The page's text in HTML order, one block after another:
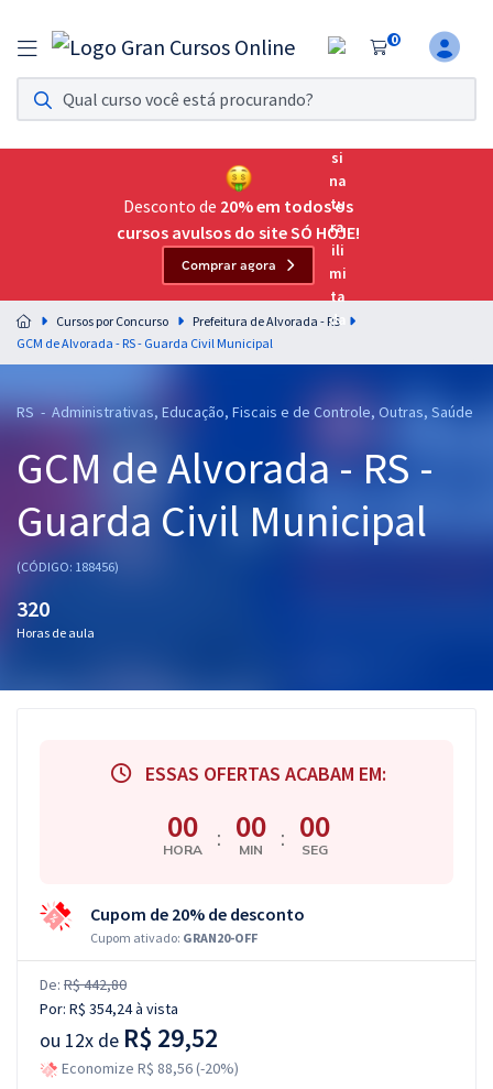
0
Assinatura Ilimitada 11
Acesso a todos os cursos. Teste grátis por 7 dias!
Assinatura OAB Até Passar
Acesso ilimitado a toda preparação para o Exame da
Residências Multiprofissionais
Preparação completa e intensiva para as principais
residências em saúde do Brasil
Cursos 20% OFF
Pós
Graduação
OAB
Conteúdo gratuito
Atendimento
Desconto de 20% em todos os
cursos avulsos do site SÓ HOJE!
Comprar agora
Cursos por Concurso
Prefeitura de Alvorada - RS
GCM de Alvorada - RS - Guarda Civil Municipal
RS - Administrativas, Educação, Fiscais e de Controle, Outras, Saúde
GCM de Alvorada - RS -
Guarda Civil Municipal
(CÓDIGO: 188456)
320
Horas de aula
ESSAS OFERTAS ACABAM EM:
00
HORA : 00
MIN : 00
SEG
Cupom de 20% de desconto
Cupom ativado: GRAN20-OFF
De: R$ 442,80
Por: R$ 354,24à vista
ou 12x de R$ 29,52
Economize R$ 88,56 (-20%)